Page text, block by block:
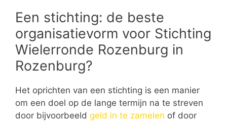
Een stichting: de beste
organisatievorm voor Stichting
Wielerronde Rozenburg in
Rozenburg?
Het oprichten van een stichting is een manier
om een doel op de lange termijn na te streven
door bijvoorbeeld geld in te zamelen of door